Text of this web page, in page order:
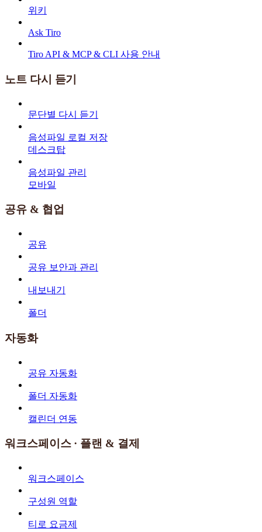
위키
Ask Tiro
Tiro API & MCP & CLI 사용 안내
노트 다시 듣기
문단별 다시 듣기
음성파일 로컬 저장
데스크탑
음성파일 관리
모바일
공유 & 협업
공유
공유 보안과 관리
내보내기
폴더
자동화
공유 자동화
폴더 자동화
캘린더 연동
워크스페이스 · 플랜 & 결제
워크스페이스
구성원 역할
티로 요금제